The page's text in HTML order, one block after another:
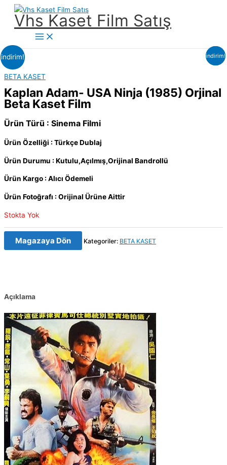
İçeriğe
Vhs Kaset Film Satış
Main
Menu
indirim!
BETA KASET
Kaplan Adam- USA Ninja (1985) Orjinal
Beta Kaset Film
Ürün Türü : Sinema Filmi
Ürün Özelliği : Türkçe Dublaj
Ürün Durumu : Kutulu,Açılmış,Orijinal Bandrollü
Ürün Kargo : Alıcı Ödemeli
Ürün Fotoğrafı : Orijinal Ürüne Aittir
Stokta Yok
Magazaya Dön Kategoriler: BETA KASET
Açıklama
indirim!
indirim!